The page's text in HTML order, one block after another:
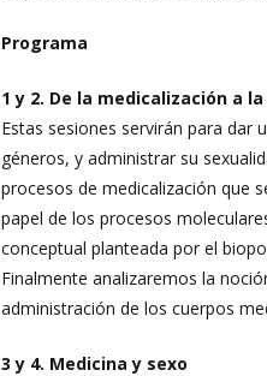
Programa
1 y 2. De la medicalización a
Estas sesiones servirán para dar
géneros, y administrar su
procesos de medicalización que
papel de los procesos
conceptual planteada por el
Finalmente analizaremos la
administración de los cuerpos
3 y 4. Medicina y sexo